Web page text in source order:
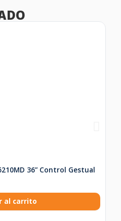
36” Control Gestual
al carrito